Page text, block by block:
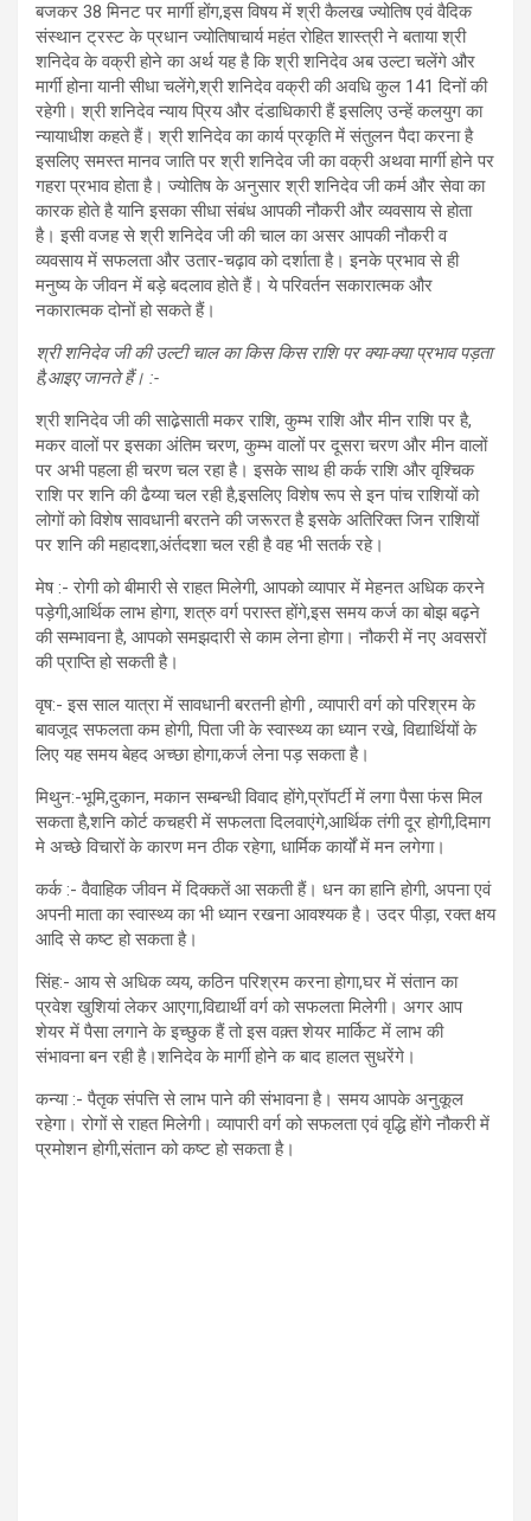
बजकर 38 मिनट पर मार्गी होंग,इस विषय में श्री कैलख ज्योतिष एवं वैदिक
संस्थान ट्रस्ट के प्रधान ज्योतिषाचार्य महंत रोहित शास्त्री ने बताया श्री
शनिदेव के वक्री होने का अर्थ यह है कि श्री शनिदेव अब उल्टा चलेंगे और
मार्गी होना यानी सीधा चलेंगे,श्री शनिदेव वक्री की अवधि कुल 141 दिनों की
रहेगी। श्री शनिदेव न्याय प्रिय और दंडाधिकारी हैं इसलिए उन्हें कलयुग का
न्यायाधीश कहते हैं। श्री शनिदेव का कार्य प्रकृति में संतुलन पैदा करना है
इसलिए समस्त मानव जाति पर श्री शनिदेव जी का वक्री अथवा मार्गी होने पर
गहरा प्रभाव होता है। ज्योतिष के अनुसार श्री शनिदेव जी कर्म और सेवा का
कारक होते है यानि इसका सीधा संबंध आपकी नौकरी और व्यवसाय से होता
है। इसी वजह से श्री शनिदेव जी की चाल का असर आपकी नौकरी व
व्यवसाय में सफलता और उतार-चढ़ाव को दर्शाता है। इनके प्रभाव से ही
मनुष्य के जीवन में बड़े बदलाव होते हैं। ये परिवर्तन सकारात्मक और
नकारात्मक दोनों हो सकते हैं।
श्री शनिदेव जी की उल्टी चाल का किस किस राशि पर क्या-क्या प्रभाव पड़ता
है,आइए जानते हैं। :-
श्री शनिदेव जी की साढे़साती मकर राशि, कुम्भ राशि और मीन राशि पर है,
मकर वालों पर इसका अंतिम चरण, कुम्भ वालों पर दूसरा चरण और मीन वालों
पर अभी पहला ही चरण चल रहा है। इसके साथ ही कर्क राशि और वृश्चिक
राशि पर शनि की ढैय्या चल रही है,इसलिए विशेष रूप से इन पांच राशियों को
लोगों को विशेष सावधानी बरतने की जरूरत है इसके अतिरिक्त जिन राशियों
पर शनि की महादशा,अंर्तदशा चल रही है वह भी सतर्क रहे।
मेष :- रोगी को बीमारी से राहत मिलेगी, आपको व्यापार में मेहनत अधिक करने
पड़ेगी,आर्थिक लाभ होगा, शत्रु वर्ग परास्त होंगे,इस समय कर्ज का बोझ बढ़ने
की सम्भावना है, आपको समझदारी से काम लेना होगा। नौकरी में नए अवसरों
की प्राप्ति हो सकती है।
वृष:- इस साल यात्रा में सावधानी बरतनी होगी , व्यापारी वर्ग को परिश्रम के
बावजूद सफलता कम होगी, पिता जी के स्वास्थ्य का ध्यान रखे, विद्यार्थियों के
लिए यह समय बेहद अच्छा होगा,कर्ज लेना पड़ सकता है।
मिथुन:-भूमि,दुकान, मकान सम्बन्धी विवाद होंगे,प्रॉपर्टी में लगा पैसा फंस मिल
सकता है,शनि कोर्ट कचहरी में सफलता दिलवाएंगे,आर्थिक तंगी दूर होगी,दिमाग
मे अच्छे विचारों के कारण मन ठीक रहेगा, धार्मिक कार्यों में मन लगेगा।
कर्क :- वैवाहिक जीवन में दिक्कतें आ सकती हैं। धन का हानि होगी, अपना एवं
अपनी माता का स्वास्थ्य का भी ध्यान रखना आवश्यक है। उदर पीड़ा, रक्त क्षय
आदि से कष्ट हो सकता है।
सिंह:- आय से अधिक व्यय, कठिन परिश्रम करना होगा,घर में संतान का
प्रवेश खुशियां लेकर आएगा,विद्यार्थी वर्ग को सफलता मिलेगी। अगर आप
शेयर में पैसा लगाने के इच्छुक हैं तो इस वक़्त शेयर मार्किट में लाभ की
संभावना बन रही है।शनिदेव के मार्गी होने क बाद हालत सुधरेंगे।
कन्या :- पैतृक संपत्ति से लाभ पाने की संभावना है। समय आपके अनुकूल
रहेगा। रोगों से राहत मिलेगी। व्यापारी वर्ग को सफलता एवं वृद्धि होंगे नौकरी में
प्रमोशन होगी,संतान को कष्ट हो सकता है।